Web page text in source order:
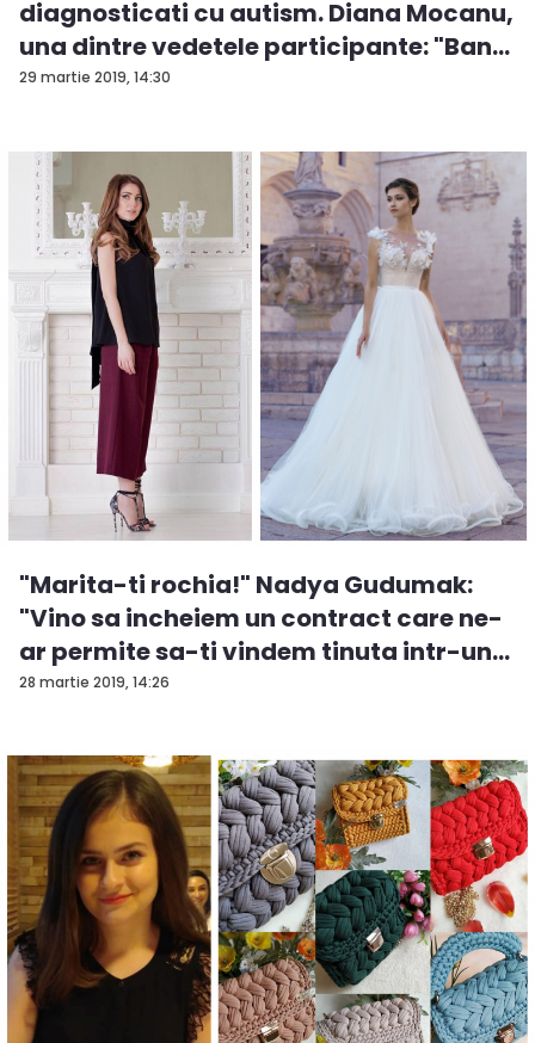
29 martie 2019, 14:30
diagnosticati cu autism. Diana Mocanu,
una dintre vedetele participante: "Ban...
28 martie 2019, 14:26
"Marita-ti rochia!" Nadya Gudumak:
"Vino sa incheiem un contract care ne-
ar permite sa-ti vindem tinuta intr-un
t...